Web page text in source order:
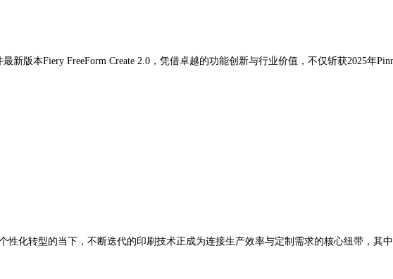
版本Fiery FreeForm Create 2.0，凭借卓越的功能创新与行业价值，不仅斩获2025年
性化转型的当下，不断迭代的印刷技术正成为连接生产效率与定制需求的核心纽带，其